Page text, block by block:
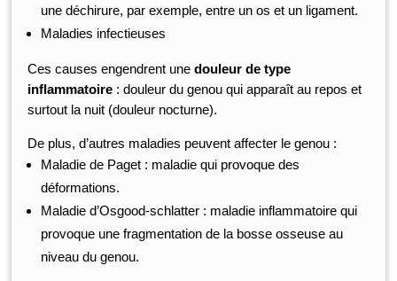
une déchirure, par exemple, entre un os et un ligament.
Maladies infectieuses
Ces causes engendrent unedouleur de type
inflammatoire : douleur du genou qui apparaît au repos et
surtout la nuit (douleur nocturne).
De plus, d’autres maladies peuvent affecter le genou :
Maladie de Paget : maladie qui provoque des
déformations.
Maladie d’Osgood-schlatter : maladie inflammatoire qui
provoque une fragmentation de la bosse osseuse au
niveau du genou.